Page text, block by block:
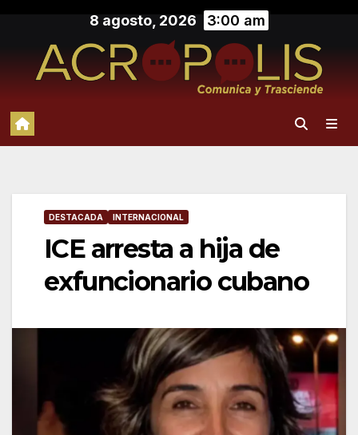
contenido
8 agosto, 2026 3:00 am
DESTACADA INTERNACIONAL
ICE arresta a hija de
exfuncionario cubano